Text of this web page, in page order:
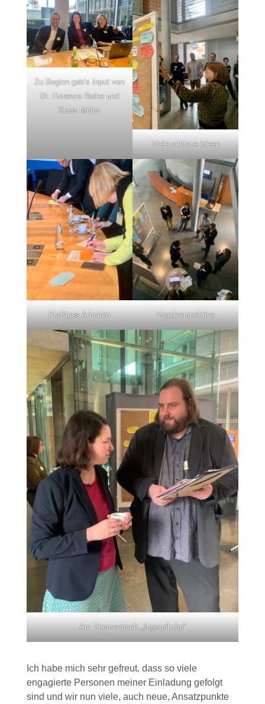
Zu Beginn gab’s Input von
Dr. Florence Rothe und
Klaus Müller
Viele schlaue Ideen
Fleißiges Arbeiten Vogelperspektive
Am Thementisch „Jugendliche“
Ich habe mich sehr gefreut, dass so viele
engagierte Personen meiner Einladung gefolgt
sind und wir nun viele, auch neue, Ansatzpunkte